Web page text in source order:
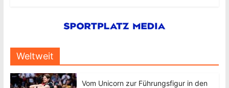
Weltweit
Vom Unicorn zur Führungsfigur in den